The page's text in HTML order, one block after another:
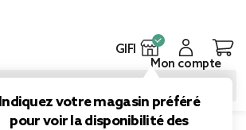
GIFI
Indiquez votre magasin préféré
pour voir la disponibilité des
Mon compte